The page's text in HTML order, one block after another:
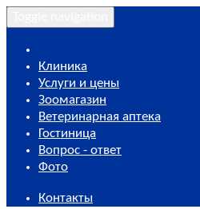
Клиника
Услуги и цены
Зоомагазин
Ветеринарная аптека
Гостиница
Вопрос - ответ
Фото
Контакты